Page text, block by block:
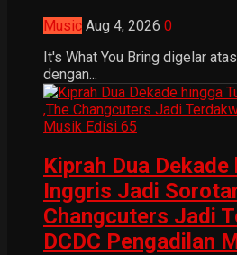
Music Aug 4, 2026 0
It's What You Bring digelar
dengan...
Kiprah Dua Dekade
Inggris Jadi
Changcuters Jadi
DCDC Pengadilan